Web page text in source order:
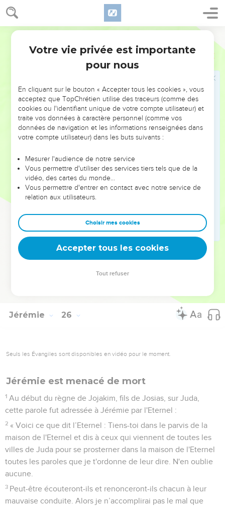
Jérémie 25
parce que l'Eternel est en conflit avec les nations. Il poursuit
toute créature en justice, il livre les méchants à l'épée’,
déclare l'Eternel.
» Voici ce que dit l’Eternel, le maître de l’univers : Le
malheur se propage de nation en nation et une grande
tempête se lève depuis les extrémités de la terre.
Ce jour-là, ceux que l’Eternel aura tués seront étendus
d'un bout à l'autre de la terre. Ils ne seront ni pleurés, ni
ramassés, ni enterrés : ils seront pareils à du fumier sur la
terre. »
Hurlez, bergers, criez ! Et vous, les puissants du troupeau,
allez être massacrés est arrivé. Je vous briserai et vous
tomberez comme un vase précieux.
Plus de refuge pour les bergers ! Plus d’échappatoire pour
les puissants du troupeau !
On entend les cris des bergers, les hurlements des
puissants du troupeau, car l'Eternel dévaste leur pâturage.
Les plaines prospères sont réduites au silence à cause de
la colère ardente de l'Eternel.
Il a abandonné son refuge comme un jeune lion sa
Jérémie 26
Seuls les Évangiles sont disponibles en vidéo pour le moment.
Jérémie est menacé de mort
1 Au début du règne de Jojakim, fils de Josias, sur Juda,
cette parole fut adressée à Jérémie par l'Eternel :
2 « Voici ce que dit l’Eternel : Tiens-toi dans le parvis de la
maison de l'Eternel et dis à ceux qui viennent de toutes les
villes de Juda pour se prosterner dans la maison de l'Eternel
toutes les paroles que je t'ordonne de leur dire. N'en oublie
aucune.
3 Peut-être écouteront-ils et renonceront-ils chacun à leur
mauvaise conduite. Alors je n’accomplirai pas le mal que
Votre vie privée est importante
pour nous
En cliquant sur le bouton « Accepter tous les cookies », vous
acceptez que TopChrétien utilise des traceurs (comme des
cookies ou l'identifiant unique de votre compte utilisateur) et
traite vos données à caractère personnel (comme vos
données de navigation et les informations renseignées dans
votre compte utilisateur) dans les buts suivants :
Mesurer l'audience de notre service
Vous permettre d'utiliser des services tiers tels que de la
vidéo, des cartes du monde…
Vous permettre d'entrer en contact avec notre service de
relation aux utilisateurs.
Choisir mes cookies
Accepter tous les cookies
Tout refuser